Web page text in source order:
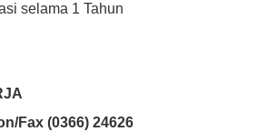
selama 1 Tahun
Fax (0366) 24626